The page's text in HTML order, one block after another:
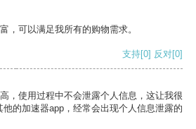
，可以满足我所有的购物需求。
支持[0] 反对[0]
，使用过程中不会泄露个人信息，这让我很
的加速器app，经常会出现个人信息泄露的